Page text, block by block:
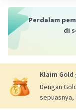
Perdalam
di
Klaim
Dengan
sepuasnya,